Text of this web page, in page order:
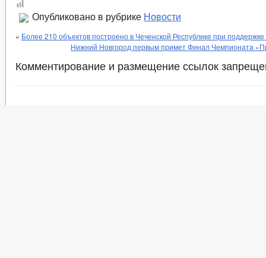
Опубликовано в рубрике Новости
« Более 210 объектов построено в Чеченской Республике при
Нижний Новгород первым примет Финал Чемпионата
Комментирование и размещение ссылок